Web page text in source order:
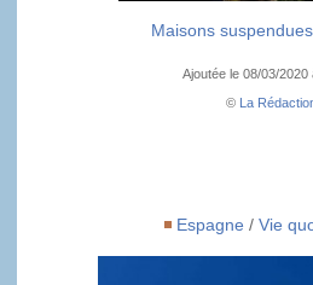
Maisons
Ajoutée le 08/03/2020
© La
Espagne / Vie